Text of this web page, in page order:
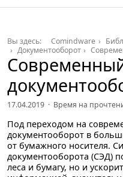
Вы здесь: Comindware
Документооборот
17.04.2019 · Время на
Под переходом на
документооборот в
от бумажного носителя.
документооборота (СЭД)
леса и бумагу, но и